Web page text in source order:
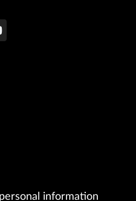
information